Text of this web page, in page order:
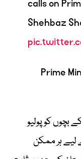
calls on
Shehbaz
کو پولیو
ہر ممکن